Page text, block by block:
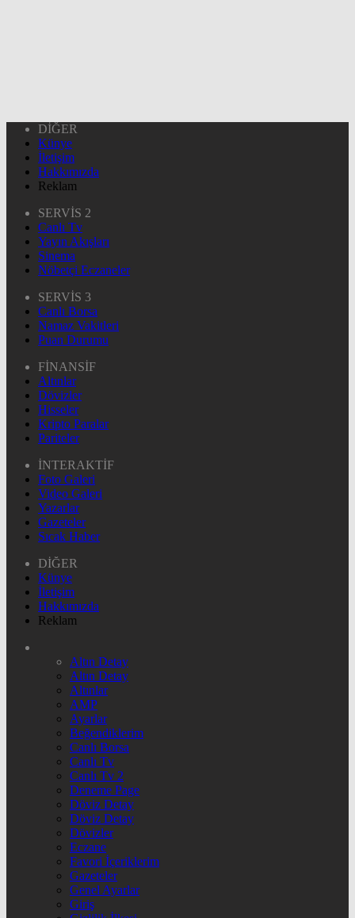
DİĞER
Künye
İletişim
Hakkımızda
Reklam
SERVİS 2
Canlı Tv
Yayın Akışları
Sinema
Nöbetçi Eczaneler
SERVİS 3
Canlı Borsa
Namaz Vakitleri
Puan Durumu
FİNANSİF
Altınlar
Dövizler
Hisseler
Kripto Paralar
Pariteler
İNTERAKTİF
Foto Galeri
Video Galeri
Yazarlar
Gazeteler
Sıcak Haber
DİĞER
Künye
İletişim
Hakkımızda
Reklam
Altın Detay
Altın Detay
Altınlar
AMP
Ayarlar
Beğendiklerim
Canlı Borsa
Canlı Tv
Canlı Tv 2
Deneme Page
Döviz Detay
Döviz Detay
Dövizler
Eczane
Favori İçeriklerim
Gazeteler
Genel Ayarlar
Giriş